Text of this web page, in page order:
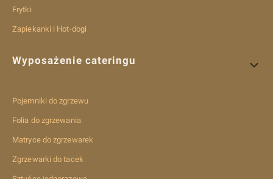
Frytki
Zapiekanki i Hot-dogi
Wyposażenie cateringu
Pojemniki do zgrzewu
Folia do zgrzewania
Matryce do zgrzewarek
Zgrzewarki do tacek